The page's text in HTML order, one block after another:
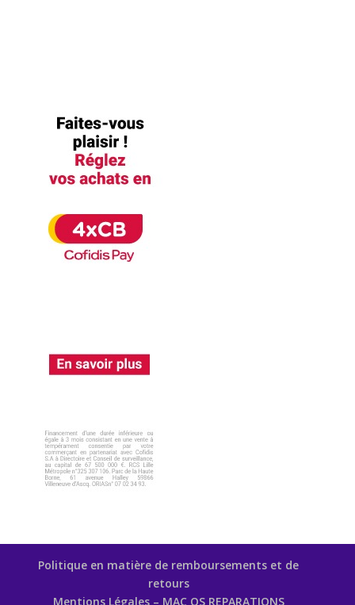
Politique en matière de remboursements et de
retours
Mentions Légales – MAC OS REPARATIONS